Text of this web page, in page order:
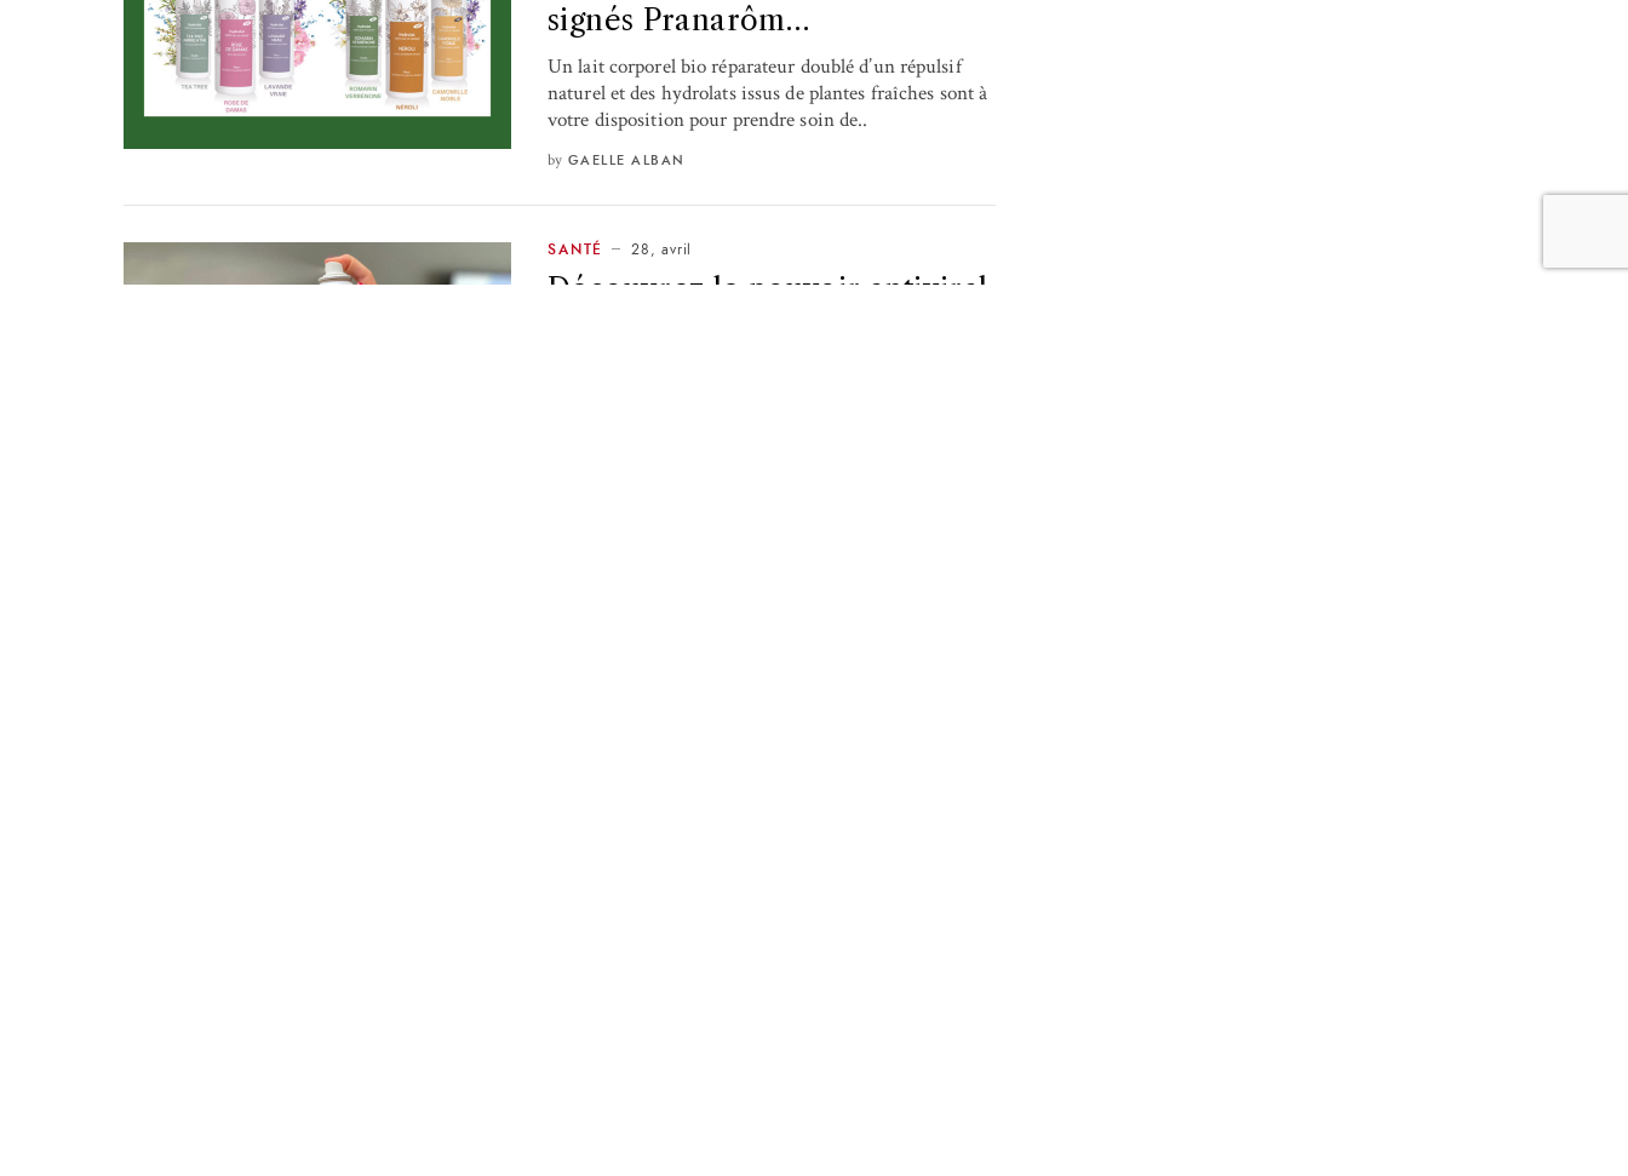
signés Pranarôm…
Un lait corporel bio réparateur doublé d’un répulsif
naturel et des hydrolats issus de plantes fraîches sont à
votre disposition pour prendre soin de..
by GAELLE ALBAN
SANTÉ 28, avril
Découvrez le pouvoir antiviral